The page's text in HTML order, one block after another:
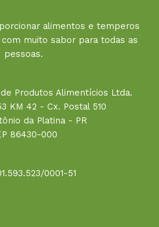
alimentos e temperos
muito sabor para todas as
pessoas.
Produtos Alimentícios Ltda.
KM 42 - Cx. Postal 510
da Platina - PR
86430-000
0001-51